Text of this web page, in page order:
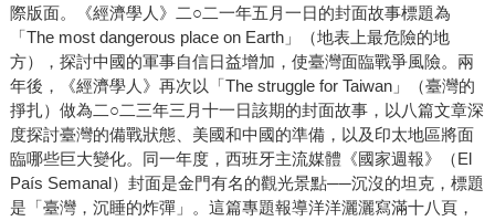
際版面。《經濟學人》二○二一年五月一日的封面故事標題為
「The most dangerous place on Earth」（地表上最危險的地
方），探討中國的軍事自信日益增加，使臺灣面臨戰爭風險。兩
年後，《經濟學人》再次以「The struggle for Taiwan」（臺灣的
掙扎）做為二○二三年三月十一日該期的封面故事，以八篇文章深
度探討臺灣的備戰狀態、美國和中國的準備，以及印太地區將面
臨哪些巨大變化。同一年度，西班牙主流媒體《國家週報》（El
País Semanal）封面是金門有名的觀光景點──沉沒的坦克，標題
是「臺灣，沉睡的炸彈」。這篇專題報導洋洋灑灑寫滿十八頁，